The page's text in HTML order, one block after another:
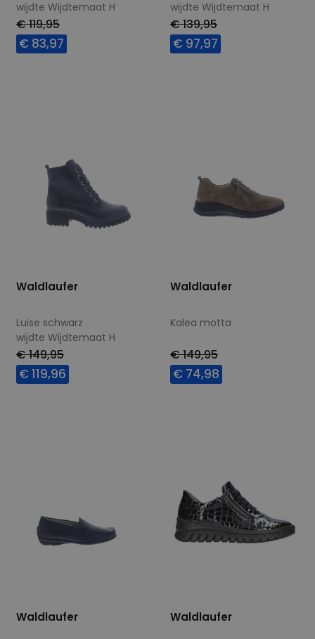
wijdte Wijdtemaat H
€ 119,95
€ 83,97
wijdte Wijdtemaat H
€ 139,95
€ 97,97
Waldlaufer
Luise schwarz
wijdte Wijdtemaat H
€ 149,95
€ 119,96
Waldlaufer
Kalea motta
€ 149,95
€ 74,98
Waldlaufer Waldlaufer